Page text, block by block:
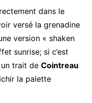
dans le
versé la grenadine
version « shaken
sunrise; si c’est
trait de Cointreau
la palette